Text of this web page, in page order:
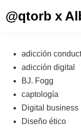
@qtorb x
Publicado
en
adicción
adicción digital
BJ. Fogg
captología
Digital business
Diseño ético